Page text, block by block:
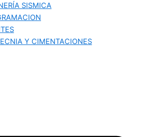
SISMICA
Y CIMENTACIONES